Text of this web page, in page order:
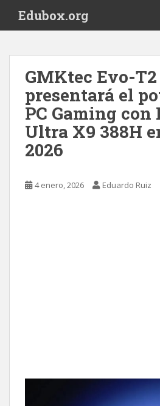
i
Edubox.org
GMKtec Evo-T2
presentará el
PC Gaming con
Ultra X9 388H
2026
4 enero, 2026 Eduardo Ruiz